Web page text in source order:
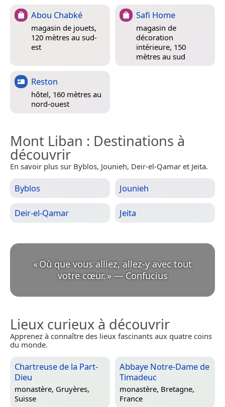
Abou Chabké
magasin de jouets,
120 mètres au sud-
est
Safi Home
magasin de
décoration
intérieure, 150
mètres au sud
Reston
hôtel, 160 mètres au
nord-ouest
Mont Liban : Destinations à
découvrir
En savoir plus sur Byblos, Jounieh, Deir-el-Qamar et Jeita.
Byblos Jounieh
Deir-el-Qamar Jeita
«Où que vous alliez, allez-y avec tout
votre cœur. » — Confucius
Lieux curieux à découvrir
Apprenez à connaître des lieux fascinants aux quatre coins
du monde.
Chartreuse de la Part-
Dieu
monastère, Gruyères,
Suisse
Abbaye Notre-Dame de
Timadeuc
monastère, Bretagne,
France